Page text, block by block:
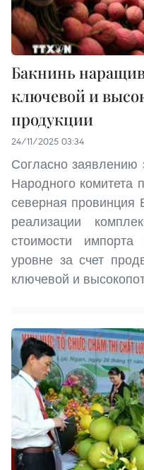
Бакнинь
ключевой и
продукции
24/11/2025 03:34
Согласно заявлению
Народного комитета
северная провинция
реализации
стоимости
уровне за счет
ключевой и